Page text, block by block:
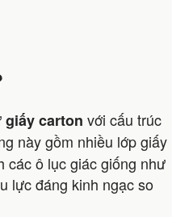
giấy carton với cấu trúc
này gồm nhiều lớp giấy
các ô lục giác giống như
lực đáng kinh ngạc so